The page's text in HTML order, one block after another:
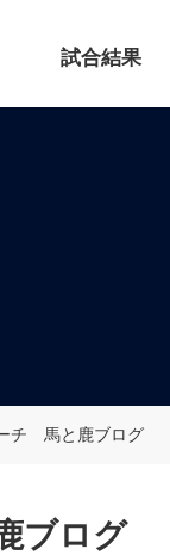
試合結果
チ 馬と鹿ブログ
ブログ